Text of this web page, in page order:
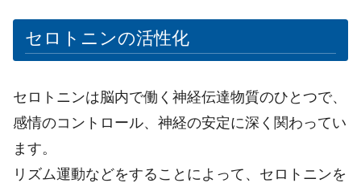
セロトニンの活性化
セロトニンは脳内で働く神経伝達物質のひとつで、
感情のコントロール、神経の安定に深く関わってい
ます。
リズム運動などをすることによって、セロトニンを